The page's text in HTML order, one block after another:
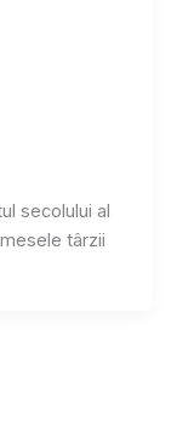
secolului al
târzii